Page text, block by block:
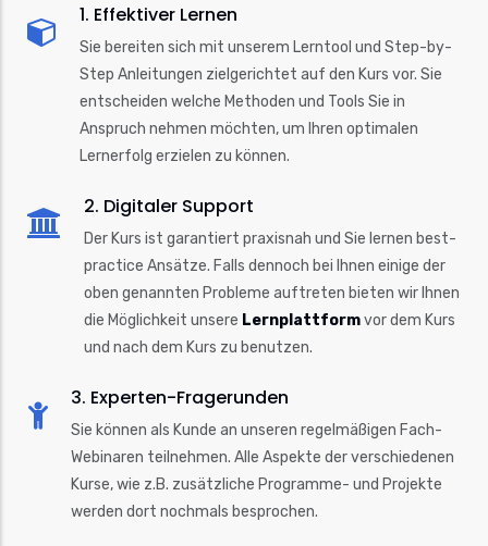
1. Effektiver Lernen
Sie bereiten sich mit unserem Lerntool und Step-by-
Step Anleitungen zielgerichtet auf den Kurs vor. Sie
entscheiden welche Methoden und Tools Sie in
Anspruch nehmen möchten, um Ihren optimalen
Lernerfolg erzielen zu können.
2. Digitaler Support
Der Kurs ist garantiert praxisnah und Sie lernen best-
practice Ansätze. Falls dennoch bei Ihnen einige der
oben genannten Probleme auftreten bieten wir Ihnen
die Möglichkeit unsere Lernplattformvor dem Kurs
und nach dem Kurs zu benutzen.
3. Experten-Fragerunden
Sie können als Kunde an unseren regelmäßigen Fach-
Webinaren teilnehmen. Alle Aspekte der verschiedenen
Kurse, wie z.B. zusätzliche Programme- und Projekte
werden dort nochmals besprochen.